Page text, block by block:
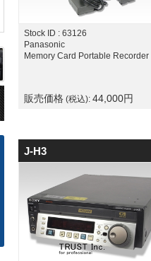
Stock ID : 63126
Panasonic
Memory Card Portable Recorder
販売価格 (税込): 44,000円
J-H3